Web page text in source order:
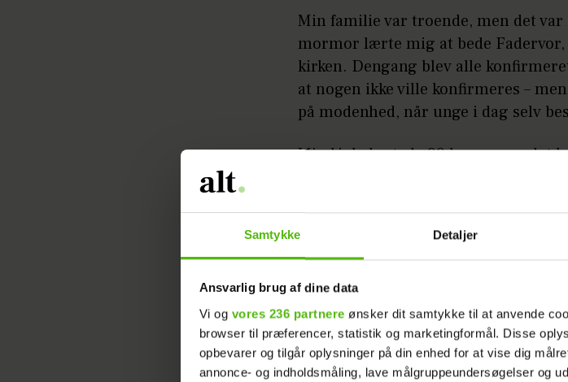
Samtykke Detaljer
Ansvarlig brug af dine data
Vi og vores 236 partnere ønsker dit samtykke til at anvende
browser til præferencer, statistik og marketingformål. Disse
opbevarer og tilgår oplysninger på din enhed for at vise dig
annonce- og indholdsmåling, lave målgruppeundersøgelser og
Min familie var troende, men det
mormor lærte mig at bede
kirken. Dengang blev alle
at nogen ikke ville konfirmeres –
på modenhed, når unge i dag selv
Min kjole kostede 99 kroner, og det